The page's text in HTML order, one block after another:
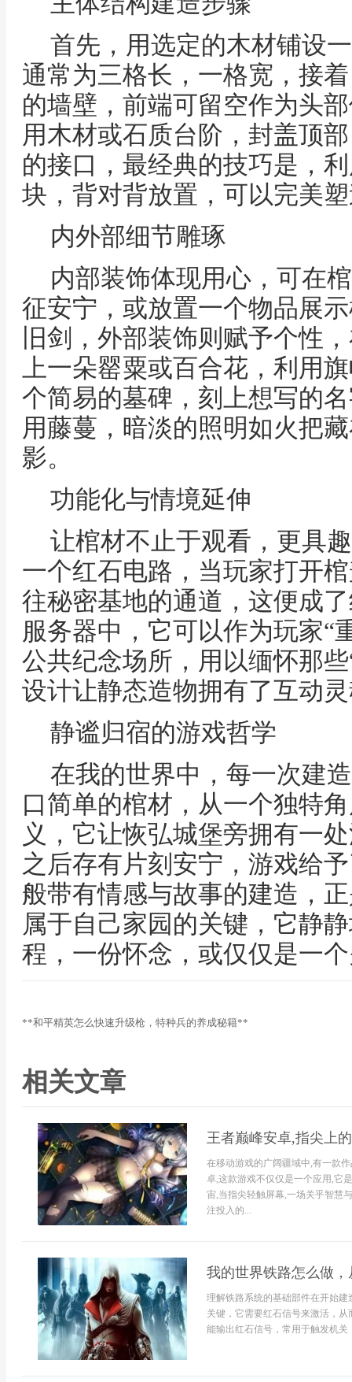
首先，用选定的木材铺设
通常为三格长，一格宽，接
的墙壁，前端可留空作为头
用木材或石质台阶，封盖顶
的接口，最经典的技巧是，
块，背对背放置，可以完美
内外部细节雕琢
内部装饰体现用心，可在
征安宁，或放置一个物品展
旧剑，外部装饰则赋予个性
上一朵罂粟或百合花，利用
个简易的墓碑，刻上想写的
用藤蔓，暗淡的照明如火把
影。
功能化与情境延伸
让棺材不止于观看，更具
一个红石电路，当玩家打开
往秘密基地的通道，这便成
服务器中，它可以作为玩家“
公共纪念场所，用以缅怀那
设计让静态造物拥有了互动
静谧归宿的游戏哲学
在我的世界中，每一次建
口简单的棺材，从一个独特
义，它让恢弘城堡旁拥有一
之后存有片刻安宁，游戏给
般带有情感与故事的建造，
属于自己家园的关键，它静
程，一份怀念，或仅仅是一
**和平精英怎么快速升级枪，特种兵的养成秘籍**
相关文章
王者巅峰安卓,指尖上
在移动游戏的广阔疆域中,有一款
卓,这款游戏不仅仅是一个应用,它
宙,当指尖轻触屏幕,一场关乎智慧
注投入的...
我的世界铁路怎么做
理解铁路系统的基础部件在开始
关键，它需要红石信号来激活，
能输出红石信号，常用于触发机关